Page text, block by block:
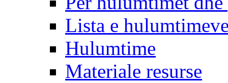
Lista e
Hulumtime
Materiale resurse